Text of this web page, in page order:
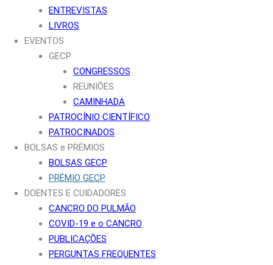
ENTREVISTAS
LIVROS
EVENTOS
GECP
CONGRESSOS
REUNIÕES
CAMINHADA
PATROCÍNIO CIENTÍFICO
PATROCINADOS
BOLSAS e PRÉMIOS
BOLSAS GECP
PRÉMIO GECP
DOENTES E CUIDADORES
CANCRO DO PULMÃO
COVID-19 e o CANCRO
PUBLICAÇÕES
PERGUNTAS FREQUENTES